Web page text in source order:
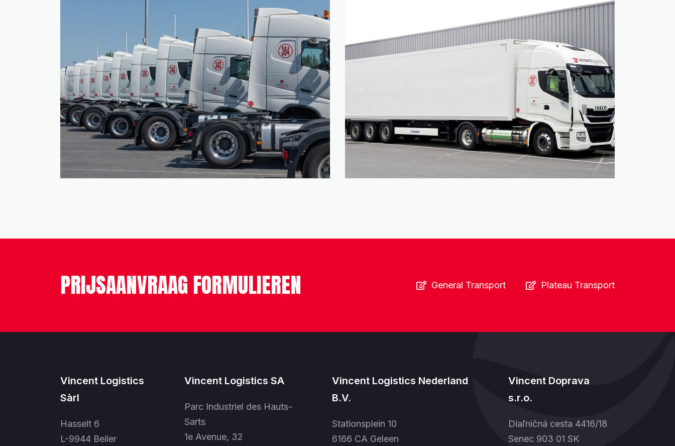
PRIJSAANVRAAG FORMULIEREN General Transport Plateau Transport
Vincent Logistics
Sàrl
Hasselt 6
L-9944 Beiler
Vincent Logistics SA
Parc Industriel des Hauts-
Sarts
1e Avenue, 32
Vincent Logistics Nederland
B.V.
Stationsplein 10
6166 CA Geleen
Vincent Doprava
s.r.o.
Diaľničná cesta 4416/18
Senec 903 01 SK